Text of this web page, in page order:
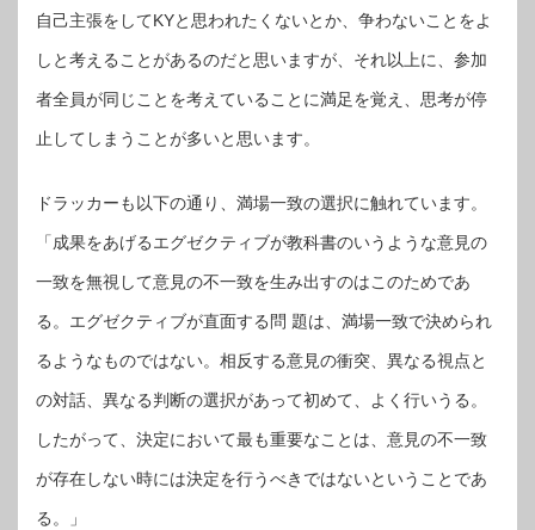
自己主張をしてKYと思われたくないとか、争わないことをよ
しと考えることがあるのだと思いますが、それ以上に、参加
者全員が同じことを考えていることに満足を覚え、思考が停
止してしまうことが多いと思います。
ドラッカーも以下の通り、満場一致の選択に触れています。
「成果をあげるエグゼクティブが教科書のいうような意見の
一致を無視して意見の不一致を生み出すのはこのためであ
る。エグゼクティブが直面する問 題は、満場一致で決められ
るようなものではない。相反する意見の衝突、異なる視点と
の対話、異なる判断の選択があって初めて、よく行いうる。
したがって、決定において最も重要なことは、意見の不一致
が存在しない時には決定を行うべきではないということであ
る。」